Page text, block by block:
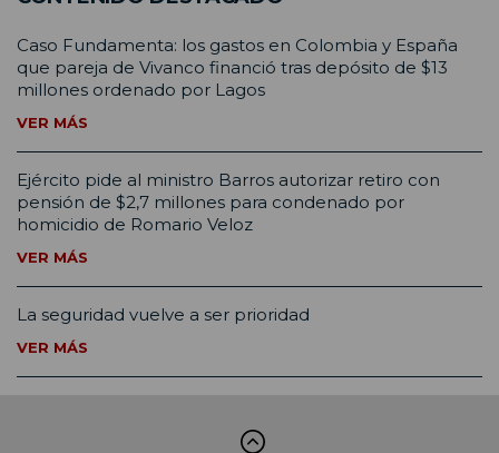
Caso Fundamenta: los gastos en Colombia y España
que pareja de Vivanco financió tras depósito de $13
millones ordenado por Lagos
VER MÁS
Ejército pide al ministro Barros autorizar retiro con
pensión de $2,7 millones para condenado por
homicidio de Romario Veloz
VER MÁS
La seguridad vuelve a ser prioridad
VER MÁS